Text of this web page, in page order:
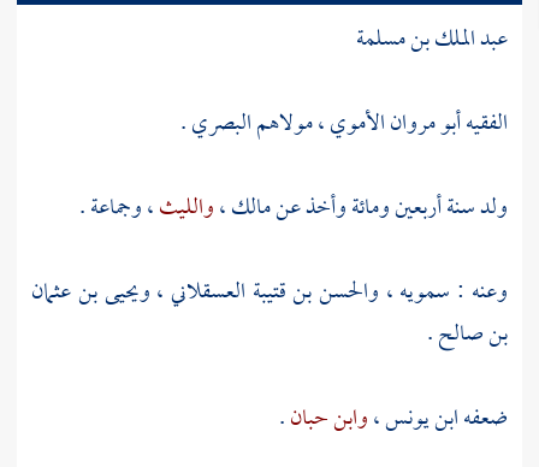
عبد الملك بن مسلمة
الفقيه أبو مروان الأموي ، مولاهم البصري .
ولد سنة أربعين ومائة وأخذ عنمالك،والليث، وجماعة .
وعنه : سمويه، والحسن بن قتيبة العسقلاني،ويحيى بن عثمان
بن صالح.
ضعفهابن يونس،وابن حبان.